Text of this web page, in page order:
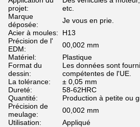
projet:
etc.
Marque
déposée:
Je vous en prie.
Acier à moules:
H13
Précision de l'
EDM:
00,002 mm
Matériel:
Plastique
Format du
dessin:
Les données sont
compétentes de l'UE.
La tolérance:
± 0,05 mm
Dureté:
58-62HRC
Quantité:
Production à petite ou
Précision de
meulage:
00,002 mm
Utilisation:
Appliqué